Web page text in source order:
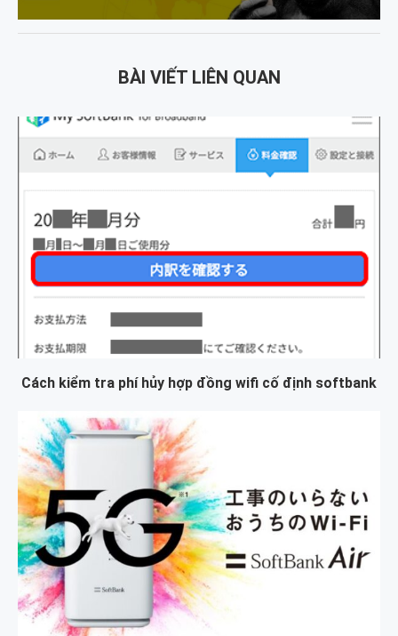
BÀI VIẾT LIÊN QUAN
Cách kiểm tra phí hủy hợp đồng wifi cố định softbank